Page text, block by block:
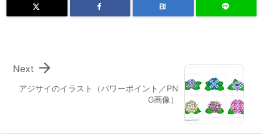
B!
アジサイのイラスト（パワーポイント／PN
G画像）

Next